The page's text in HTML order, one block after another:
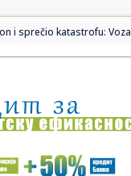
i sprečio katastrofu:
Bugatti Destrier ima 1.500
kritika: Pravili luksuzno